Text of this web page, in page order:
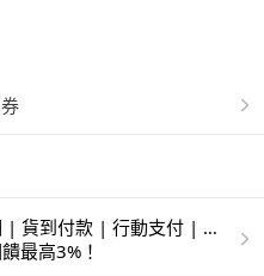
| 貨到付款 | 行動支付 | 超
卡 | 銀行帳戶付款
最高3%！